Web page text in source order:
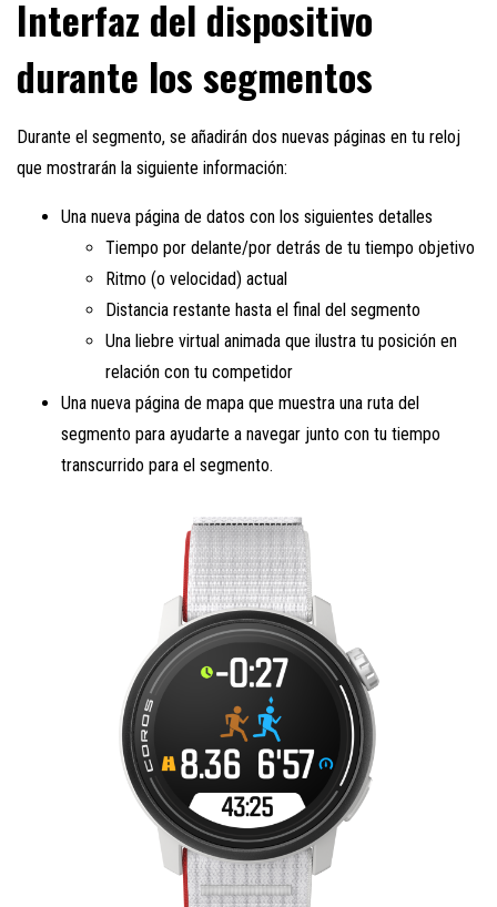
Interfaz del dispositivo
durante los segmentos
Durante el segmento, se añadirán dos nuevas páginas en tu reloj
que mostrarán la siguiente información:
Una nueva página de datos con los siguientes detalles
Tiempo por delante/por detrás de tu tiempo objetivo
Ritmo (o velocidad) actual
Distancia restante hasta el final del segmento
Una liebre virtual animada que ilustra tu posición en
relación con tu competidor
Una nueva página de mapa que muestra una ruta del
segmento para ayudarte a navegar junto con tu tiempo
transcurrido para el segmento.